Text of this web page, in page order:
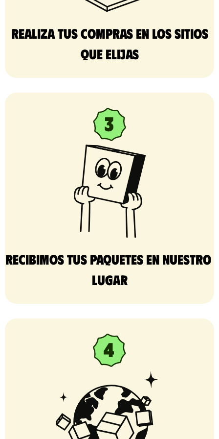
Realiza tus compras en los sitios
que elijas
Recibimos tus paquetes en nuestro
lugar